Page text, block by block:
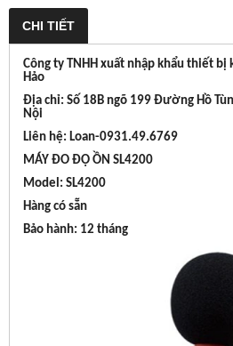
CHI TIẾT
Công ty TNHH xuất nhập khẩu thiết bị
Hảo
Địa chỉ: Số 18B ngõ 199 Đường Hồ
Nội
Liên hệ: Loan-0931.49.6769
MÁY ĐO ĐỘ ỒN SL4200
Model: SL4200
Hàng có sẵn
Bảo hành: 12 tháng